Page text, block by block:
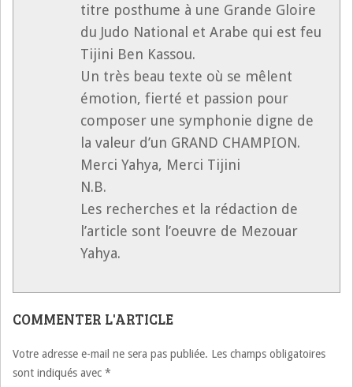
titre posthume à une Grande Gloire
du Judo National et Arabe qui est feu
Tijini Ben Kassou.
Un très beau texte où se mêlent
émotion, fierté et passion pour
composer une symphonie digne de
la valeur d’un GRAND CHAMPION.
Merci Yahya, Merci Tijini
N.B.
Les recherches et la rédaction de
l’article sont l’oeuvre de Mezouar
Yahya.
COMMENTER L'ARTICLE
Votre adresse e-mail ne sera pas publiée. Les champs obligatoires
sont indiqués avec *